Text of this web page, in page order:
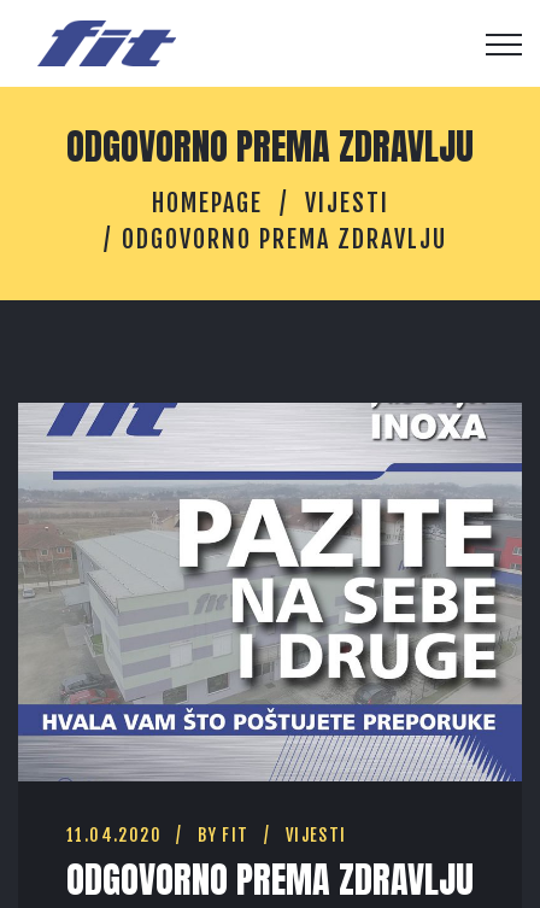
ODGOVORNO PREMA ZDRAVLJU
HOMEPAGE
VIJESTI
ODGOVORNO PREMA ZDRAVLJU
11.04.2020 BY FIT VIJESTI
ODGOVORNO PREMA ZDRAVLJU